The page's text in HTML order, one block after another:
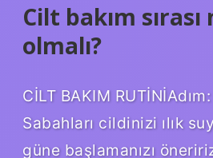
Cilt bakım sırası
olmalı?
CİLT BAKIM
Sabahları cildinizi ılık
güne başlamanızı